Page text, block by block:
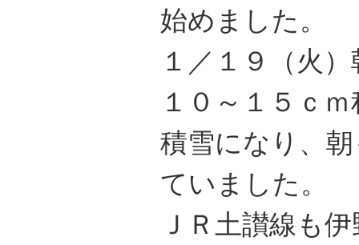
始めました。
１／１９（火
１０～１５ｃ
積雪になり、
ていました。
ＪＲ土讃線も